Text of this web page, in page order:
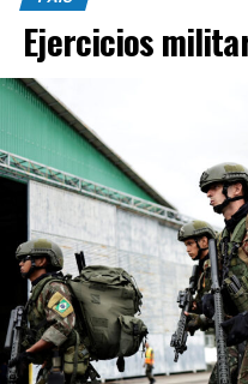
mantiene una conexión
conocido hincha y uno
del Ciclón.
Además, León XIV, como
rendir un homenaje
quien es considerado un
Ejercicios